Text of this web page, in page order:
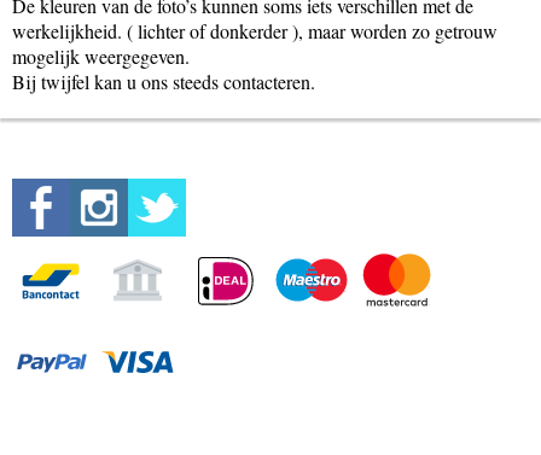
De kleuren van de foto’s kunnen soms iets verschillen met de
werkelijkheid. ( lichter of donkerder ), maar worden zo getrouw
mogelijk weergegeven.
Bij twijfel kan u ons steeds contacteren.